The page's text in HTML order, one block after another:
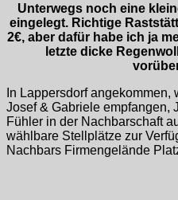
Unterwegs noch eine
eingelegt. Richtige
2€, aber dafür habe ich ja
letzte dicke
In Lappersdorf
Josef & Gabriele empfangen,
Fühler in der Nachbarschaft
wählbare Stellplätze zur
Nachbars Firmengelände